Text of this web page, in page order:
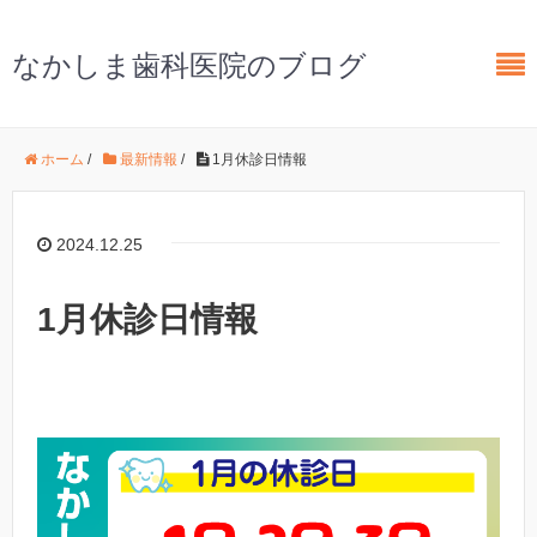
なかしま歯科医院のブログ
ホーム / 最新情報 / 1月休診日情報
2024.12.25
1月休診日情報